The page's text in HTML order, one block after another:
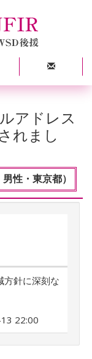
アドレス
れまし
性・東京都）
方針に深刻な
22:00